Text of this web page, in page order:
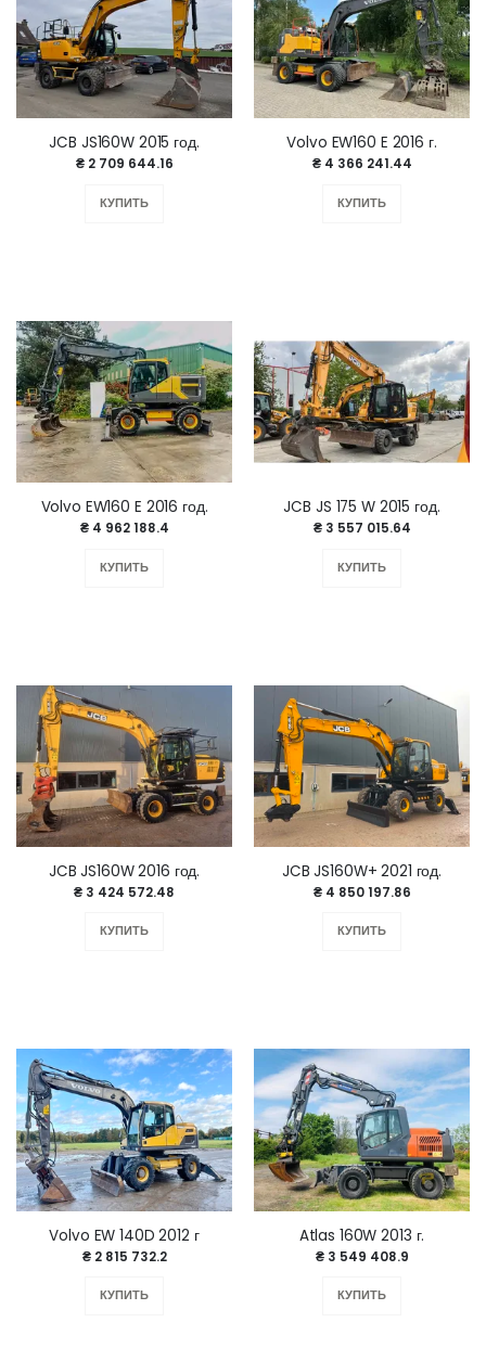
JCB JS160W 2015 год.
₴ 2 709 644.16
КУПИТЬ
Volvo EW160 E 2016 г.
₴ 4 366 241.44
КУПИТЬ
Volvo EW160 E 2016 год.
₴ 4 962 188.4
КУПИТЬ
JCB JS 175 W 2015 год.
₴ 3 557 015.64
КУПИТЬ
JCB JS160W 2016 год.
₴ 3 424 572.48
КУПИТЬ
JCB JS160W+ 2021 год.
₴ 4 850 197.86
КУПИТЬ
Volvo EW 140D 2012 г
₴ 2 815 732.2
КУПИТЬ
Atlas 160W 2013 г.
₴ 3 549 408.9
КУПИТЬ